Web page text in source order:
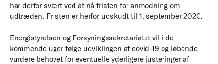
har derfor svært ved at nå fristen for anmodning om
udtræden. Fristen er herfor udskudt til 1. september 2020.
Energistyrelsen og Forsyningssekretariatet vil i de
kommende uger følge udviklingen af covid-19 og løbende
vurdere behovet for eventuelle yderligere justeringer af